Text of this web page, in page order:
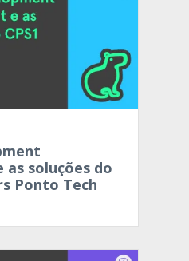
as soluções do
Ponto Tech